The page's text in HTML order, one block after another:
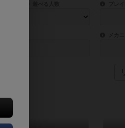
検索ができます。
できます。 目安
どモチーフ・ストーリーを指定することができ
ゲー